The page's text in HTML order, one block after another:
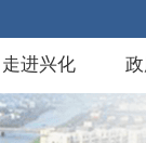
走进兴化